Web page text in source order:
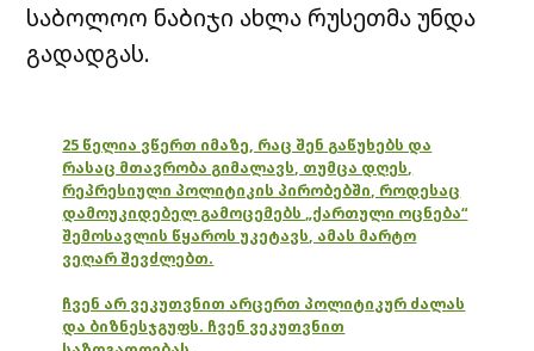
საბოლოო ნაბიჯი ახლა რუსეთმა უნდა
გადადგას.
25 წელია ვწერთ იმაზე, რაც შენ გაწუხებს და
რასაც მთავრობა გიმალავს, თუმცა დღეს,
რეპრესიული პოლიტიკის პირობებში, როდესაც
დამოუკიდებელ გამოცემებს „ქართული ოცნება“
შემოსავლის წყაროს უკეტავს, ამას მარტო
ვეღარ შევძლებთ.
ჩვენ არ ვეკუთვნით არცერთ პოლიტიკურ ძალას
და ბიზნესჯგუფს. ჩვენ ვეკუთვნით